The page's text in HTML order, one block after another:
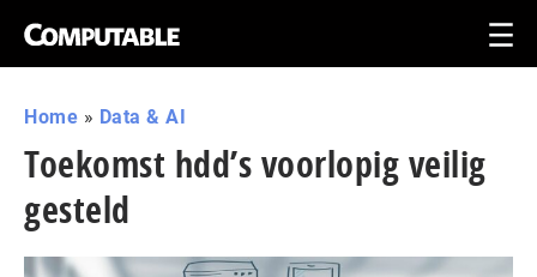
Home » Data & AI
Toekomst hdd’s voorlopig veilig
gesteld